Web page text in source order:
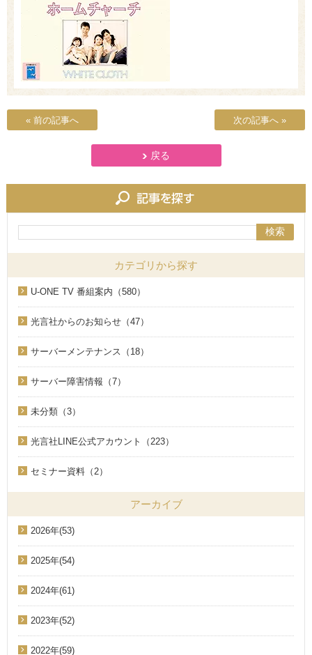
« 前の記事へ 次の記事へ »
戻る
検索
カテゴリから探す
U-ONE TV 番組案内（580）
光言社からのお知らせ（47）
サーバーメンテナンス（18）
サーバー障害情報（7）
未分類（3）
光言社LINE公式アカウント（223）
セミナー資料（2）
アーカイブ
2026年(53)
2025年(54)
2024年(61)
2023年(52)
2022年(59)